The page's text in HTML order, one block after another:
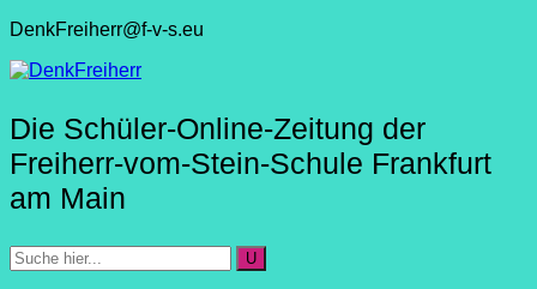
DenkFreiherr@f-v-s.eu
Die Schüler-Online-Zeitung der
Freiherr-vom-Stein-Schule Frankfurt
am Main